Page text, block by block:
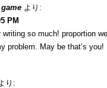
より:
PM
so much! proportion
problem. May be that’s
り: